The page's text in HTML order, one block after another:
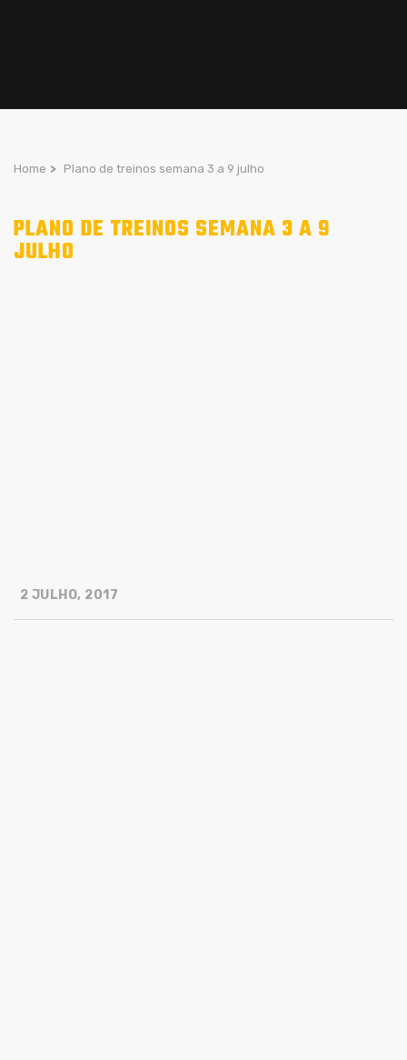
Home > Plano de treinos semana 3 a 9 julho
PLANO DE TREINOS SEMANA 3 A 9
JULHO
2 JULHO, 2017